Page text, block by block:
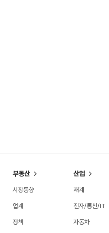
부동산
시장동향
업계
정책
산업
재계
전자/통신/IT
자동차